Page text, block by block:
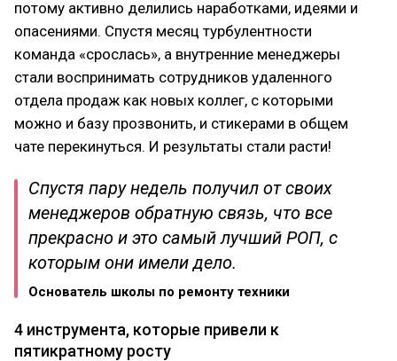
потому активно делились наработками, идеями и
опасениями. Спустя месяц турбулентности
команда «срослась», а внутренние менеджеры
стали воспринимать сотрудников удаленного
отдела продаж как новых коллег, с которыми
можно и базу прозвонить, и стикерами в общем
чате перекинуться. И результаты стали расти!
Спустя пару недель получил от своих
менеджеров обратную связь, что все
прекрасно и это самый лучший РОП, с
которым они имели дело.
Основатель школы по ремонту техники
4 инструмента, которые привели к
пятикратному росту